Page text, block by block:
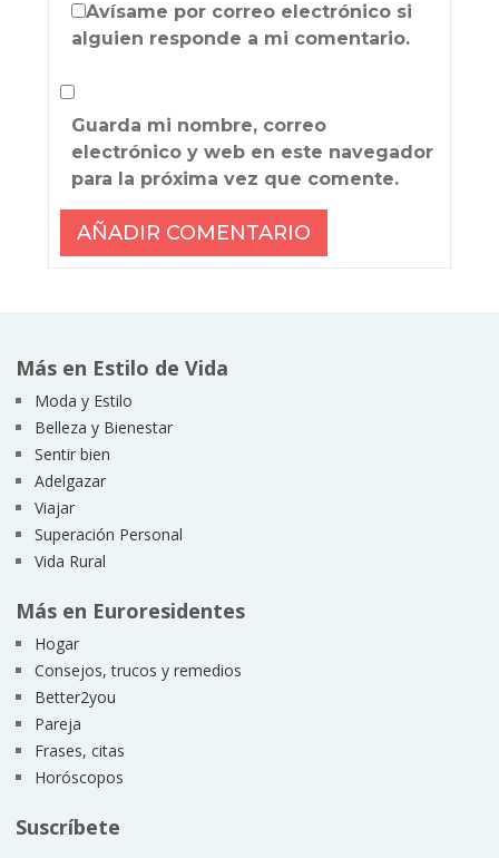
Avísame por correo electrónico si
alguien responde a mi comentario.
Guarda mi nombre, correo
electrónico y web en este navegador
para la próxima vez que comente.
Más en Estilo de Vida
Moda y Estilo
Belleza y Bienestar
Sentir bien
Adelgazar
Viajar
Superación Personal
Vida Rural
Más en Euroresidentes
Hogar
Consejos, trucos y remedios
Better2you
Pareja
Frases, citas
Horóscopos
Suscríbete